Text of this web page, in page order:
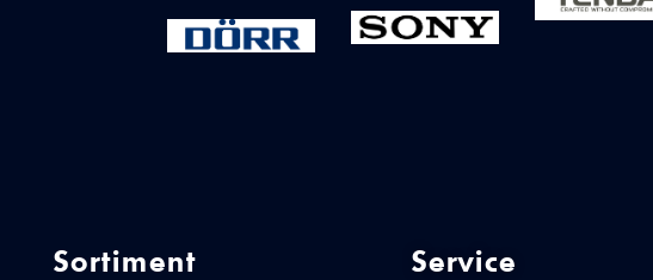
Sortiment Service